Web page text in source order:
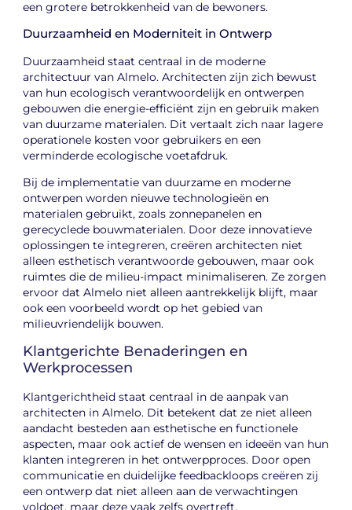
een grotere betrokkenheid van de bewoners.
Duurzaamheid en Moderniteit in Ontwerp
Duurzaamheid staat centraal in de moderne
architectuur van Almelo. Architecten zijn zich bewust
van hun ecologisch verantwoordelijk en ontwerpen
gebouwen die energie-efficiënt zijn en gebruik maken
van duurzame materialen. Dit vertaalt zich naar lagere
operationele kosten voor gebruikers en een
verminderde ecologische voetafdruk.
Bij de implementatie van duurzame en moderne
ontwerpen worden nieuwe technologieën en
materialen gebruikt, zoals zonnepanelen en
gerecyclede bouwmaterialen. Door deze innovatieve
oplossingen te integreren, creëren architecten niet
alleen esthetisch verantwoorde gebouwen, maar ook
ruimtes die de milieu-impact minimaliseren. Ze zorgen
ervoor dat Almelo niet alleen aantrekkelijk blijft, maar
ook een voorbeeld wordt op het gebied van
milieuvriendelijk bouwen.
Klantgerichte Benaderingen en
Werkprocessen
Klantgerichtheid staat centraal in de aanpak van
architecten in Almelo. Dit betekent dat ze niet alleen
aandacht besteden aan esthetische en functionele
aspecten, maar ook actief de wensen en ideeën van hun
klanten integreren in het ontwerpproces. Door open
communicatie en duidelijke feedbackloops creëren zij
een ontwerp dat niet alleen aan de verwachtingen
voldoet, maar deze vaak zelfs overtreft.